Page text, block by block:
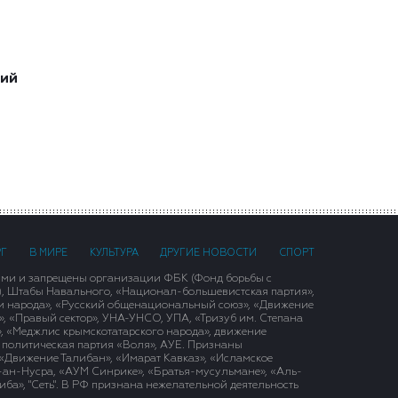
В МИРЕ КУЛЬТУРА ДРУГИЕ НОВОСТИ СПОРТ
и запрещены организации ФБК (Фонд борьбы с
Штабы Навального, «Национал-большевистская партия»,
народа», «Русский общенациональный союз», «Движение
«Правый сектор», УНА-УНСО, УПА, «Тризуб им. Степана
крымскотатарского народа», движение
политическая партия «Воля», АУЕ. Признаны
Талибан», «Имарат Кавказ», «Исламское
ан-Нусра, «АУМ Синрике», «Братья-мусульмане», «Аль-
"Сеть". В РФ признана нежелательной деятельность